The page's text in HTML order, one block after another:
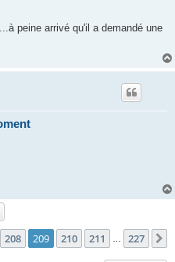
peine arrivé qu'il a demandé une
208 209 210 211 227